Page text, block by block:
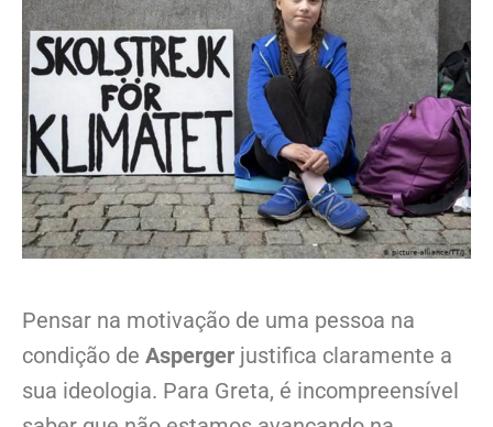
Pensar na motivação de uma pessoa na
condição de Asperger justifica claramente a
sua ideologia. Para Greta, é incompreensível